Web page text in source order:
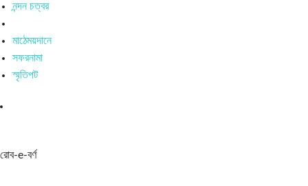
নন্দন চত্বর
মাঠেময়দানে
সফরনামা
স্মৃতিপট
রোব-e-বর্ণ